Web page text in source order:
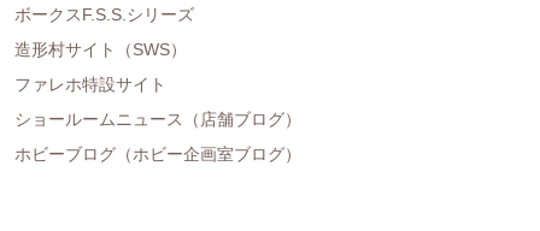
ボークスF.S.S.シリーズ
造形村サイト（SWS）
ファレホ特設サイト
ショールームニュース（店舗ブログ）
ホビーブログ（ホビー企画室ブログ）